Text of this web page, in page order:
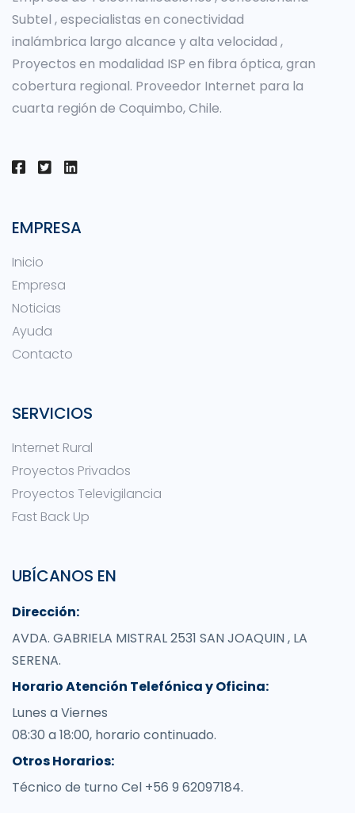
Subtel , especialistas en conectividad
inalámbrica largo alcance y alta velocidad ,
Proyectos en modalidad ISP en fibra óptica, gran
cobertura regional. Proveedor Internet para la
cuarta región de Coquimbo, Chile.
EMPRESA
Inicio
Empresa
Noticias
Ayuda
Contacto
SERVICIOS
Internet Rural
Proyectos Privados
Proyectos Televigilancia
Fast Back Up
UBÍCANOS EN
Dirección:
AVDA. GABRIELA MISTRAL 2531 SAN JOAQUIN , LA
SERENA.
Horario Atención Telefónica y Oficina:
Lunes a Viernes
08:30 a 18:00, horario continuado.
Otros Horarios:
Técnico de turno Cel +56 9 62097184.